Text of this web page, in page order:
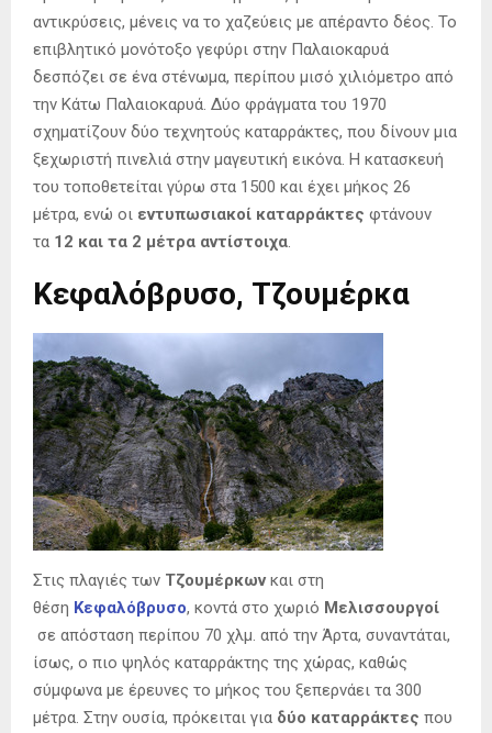
αντικρύσεις, μένεις να το χαζεύεις με απέραντο δέος. Το
επιβλητικό μονότοξο γεφύρι στην Παλαιοκαρυά
δεσπόζει σε ένα στένωμα, περίπου μισό χιλιόμετρο από
την Κάτω Παλαιοκαρυά. Δύο φράγματα του 1970
σχηματίζουν δύο τεχνητούς καταρράκτες, που δίνουν μια
ξεχωριστή πινελιά στην μαγευτική εικόνα. Η κατασκευή
του τοποθετείται γύρω στα 1500 και έχει μήκος 26
μέτρα, ενώ οι εντυπωσιακοί καταρράκτες φτάνουν
τα 12 και τα 2 μέτρα αντίστοιχα.
Κεφαλόβρυσο, Τζουμέρκα
Στις πλαγιές των Τζουμέρκωνκαι στη
θέση Κεφαλόβρυσο, κοντά στο χωριό Μελισσουργοί
σε απόσταση περίπου 70 χλμ. από την Άρτα, συναντάται,
ίσως, ο πιο ψηλός καταρράκτης της χώρας, καθώς
σύμφωνα με έρευνες το μήκος του ξεπερνάει τα 300
μέτρα. Στην ουσία, πρόκειται για δύο καταρράκτες που